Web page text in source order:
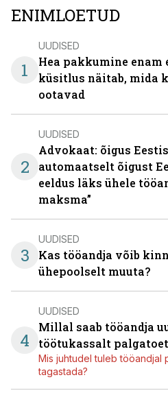
ENIMLOETUD
1
UUDISED
Hea pakkumine enam
küsitlus näitab, mida
ootavad
2
UUDISED
Advokaat: õigus
automaatselt õigust
eeldus läks ühele
maksma”
3
UUDISED
Kas tööandja võib
ühepoolselt muuta?
4
UUDISED
Millal saab tööandja
töötukassalt
Mis juhtudel tuleb tööandjal
tagastada?